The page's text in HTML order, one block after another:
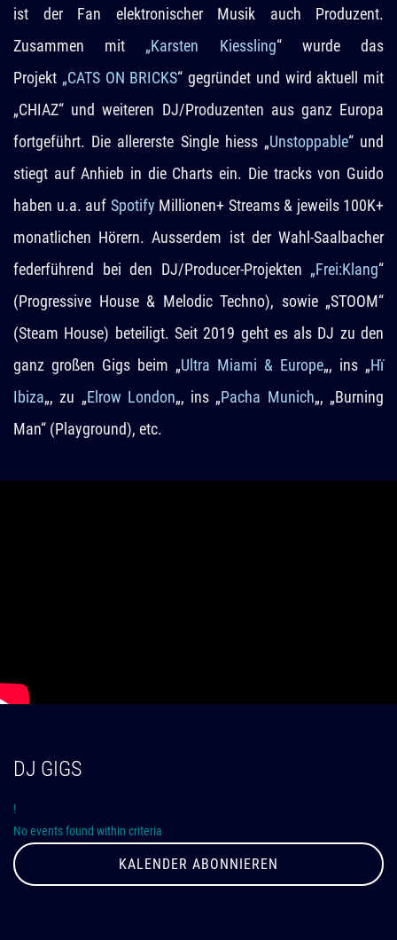
ist der Fan elektronischer Musik auch Produzent.
Zusammen mit „Karsten Kiessling“ wurde das
Projekt „CATS ON BRICKS“ gegründet und wird aktuell mit
„CHIAZ“ und weiteren DJ/Produzenten aus ganz Europa
fortgeführt. Die allererste Single hiess „Unstoppable“ und
stiegt auf Anhieb in die Charts ein. Die tracks von Guido
haben u.a. auf Spotify Millionen+ Streams & jeweils 100K+
monatlichen Hörern. Ausserdem ist der Wahl-Saalbacher
federführend bei den DJ/Producer-Projekten „Frei:Klang“
(Progressive House & Melodic Techno), sowie „STOOM“
(Steam House) beteiligt. Seit 2019 geht es als DJ zu den
ganz großen Gigs beim „Ultra Miami & Europe„, ins „Hï
Ibiza„, zu „Elrow London„, ins „Pacha Munich„, „Burning
Man“ (Playground), etc.
DJ GIGS
!
No events found within criteria
KALENDER ABONNIEREN